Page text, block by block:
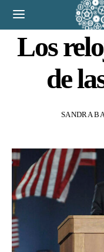
Los
de
SANDRA